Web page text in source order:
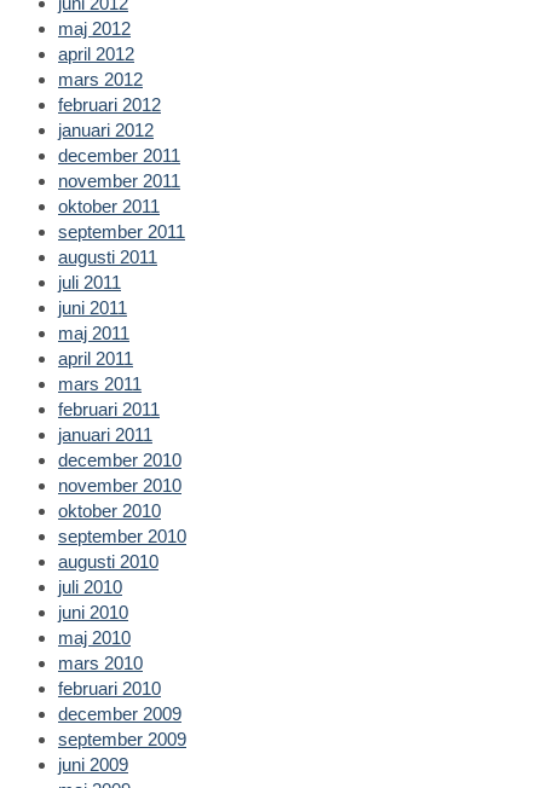
maj 2012
april 2012
mars 2012
februari 2012
januari 2012
december 2011
november 2011
oktober 2011
september 2011
augusti 2011
juli 2011
juni 2011
maj 2011
april 2011
mars 2011
februari 2011
januari 2011
december 2010
november 2010
oktober 2010
september 2010
augusti 2010
juli 2010
juni 2010
maj 2010
mars 2010
februari 2010
december 2009
september 2009
juni 2009